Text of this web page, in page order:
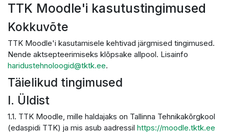
TTK Moodle'i kasutustingimused
Kokkuvõte
TTK Moodle'i kasutamisele kehtivad järgmised tingimused.
Nende aktsepteerimiseks klõpsake allpool. Lisainfo
haridustehnoloogid@tktk.ee.
Täielikud tingimused
I. Üldist
1.1. TTK Moodle, mille haldajaks on Tallinna Tehnikakõrgkool
(edaspidi TTK) ja mis asub aadressil https://moodle.tktk.ee